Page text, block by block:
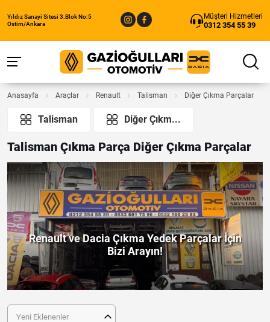
Yıldız Sanayi Sitesi 3.Blok No:5
Ostim/Ankara
Müşteri Hizmetleri
0312 354 55 39
Anasayfa Araçlar Renault Talisman Diğer Çıkma Parçalar
Talisman Diğer Çıkm...
Talisman Çıkma Parça Diğer Çıkma Parçalar
Renault ve Dacia Çıkma Yedek Parçalar İçin
Bizi Arayın!
Yeni Eklenenler